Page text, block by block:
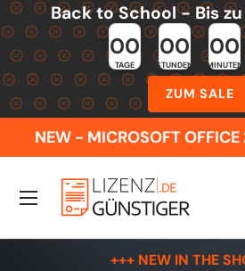
Skip to content
Back to School - Bis
00
TAGE
00
STUNDEN
00
MINUTEN
ZUM SALE
NEW - MICROSOFT
Search
Menu
+++ NEW IN THE